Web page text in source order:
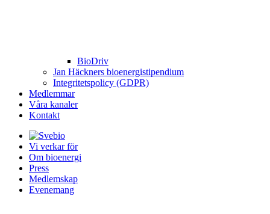
BioDriv
Jan Häckners bioenergistipendium
Integritetspolicy (GDPR)
Medlemmar
Våra kanaler
Kontakt
Vi verkar för
Om bioenergi
Press
Medlemskap
Evenemang